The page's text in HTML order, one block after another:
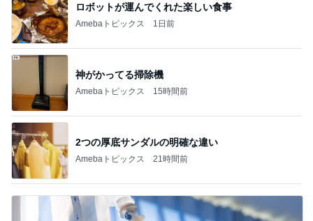
ロボットが運んでくれた楽しい食事
Amebaトピックス 1日前
神がかってる掃除機
Amebaトピックス 15時間前
2つの厚底サンダルの明確な違い
Amebaトピックス 21時間前